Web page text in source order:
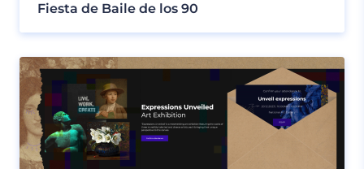
Fiesta de Baile de los 90